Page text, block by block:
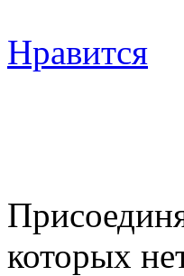
Нравится
которых